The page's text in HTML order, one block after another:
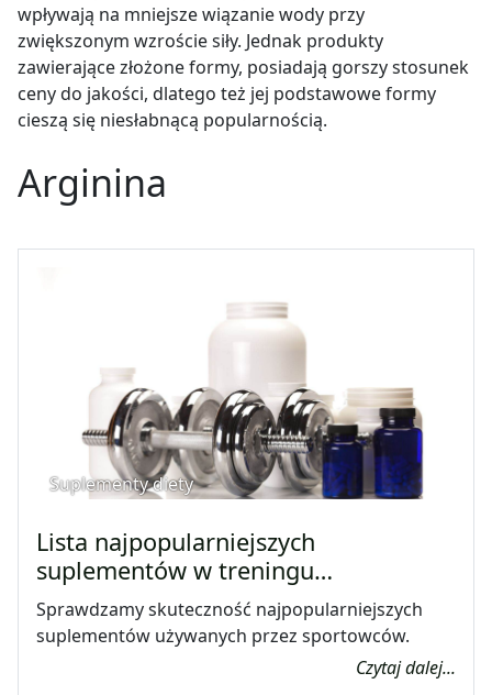
wpływają na mniejsze wiązanie wody przy
zwiększonym wzroście siły. Jednak produkty
zawierające złożone formy, posiadają gorszy stosunek
ceny do jakości, dlatego też jej podstawowe formy
cieszą się niesłabnącą popularnością.
Arginina
Suplementy diety
Lista najpopularniejszych
suplementów w treningu…
Sprawdzamy skuteczność najpopularniejszych
suplementów używanych przez sportowców.
Czytaj dalej...